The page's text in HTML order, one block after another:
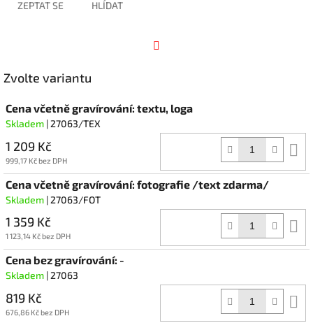
ZEPTAT SE HLÍDAT
Zvolte variantu
Cena včetně gravírování: textu, loga
Skladem | 27063/TEX
1 209 Kč
999,17 Kč bez DPH
Cena včetně gravírování: fotografie /text zdarma/
Skladem | 27063/FOT
1 359 Kč
1 123,14 Kč bez DPH
Cena bez gravírování: -
Skladem | 27063
819 Kč
676,86 Kč bez DPH